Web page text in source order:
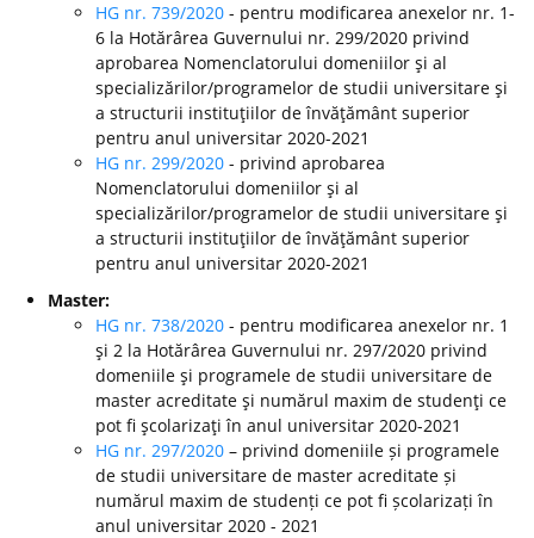
HG nr. 739/2020 - pentru modificarea anexelor nr. 1-
6 la Hotărârea Guvernului nr. 299/2020 privind
aprobarea Nomenclatorului domeniilor şi al
specializărilor/programelor de studii universitare şi
a structurii instituţiilor de învăţământ superior
pentru anul universitar 2020-2021
HG nr. 299/2020 - privind aprobarea
Nomenclatorului domeniilor şi al
specializărilor/programelor de studii universitare şi
a structurii instituţiilor de învăţământ superior
pentru anul universitar 2020-2021
Master:
HG nr. 738/2020 - pentru modificarea anexelor nr. 1
şi 2 la Hotărârea Guvernului nr. 297/2020 privind
domeniile şi programele de studii universitare de
master acreditate şi numărul maxim de studenţi ce
pot fi şcolarizaţi în anul universitar 2020-2021
HG nr. 297/2020 – privind domeniile și programele
de studii universitare de master acreditate și
numărul maxim de studenți ce pot fi școlarizați în
anul universitar 2020 - 2021